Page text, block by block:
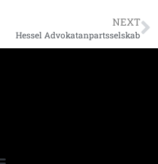
NEXT
Hessel Advokatanpartsselskab